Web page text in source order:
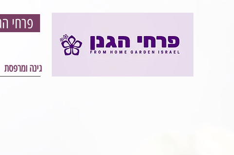
גינה ומרפסת